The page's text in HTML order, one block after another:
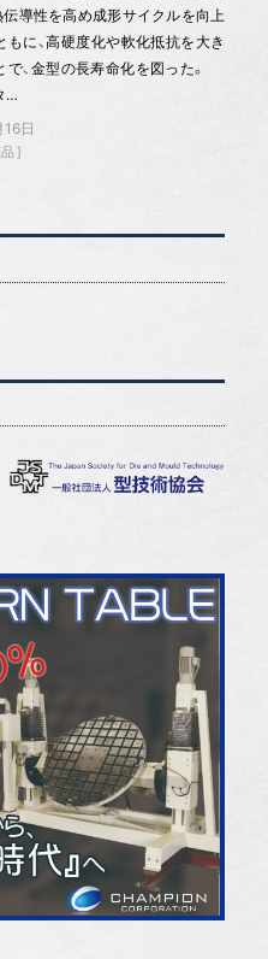
熱伝導性を高め成形サイクルを向上
もに、高硬度化や軟化抵抗を大き
で、金型の長寿命化を図った。
…
日